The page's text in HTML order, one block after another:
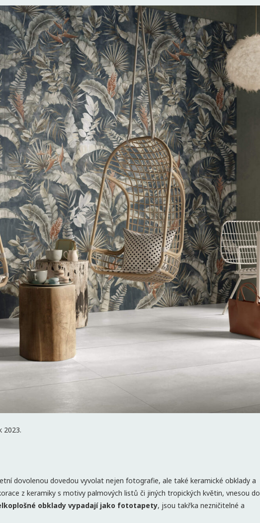
2023.
dovolenou dovedou vyvolat nejen fotografie, ale také keramické obklady a
z keramiky s motivy palmových listů či jiných tropických květin, vnesou do
obklady vypadají jako fototapety, jsou takřka nezničitelné a